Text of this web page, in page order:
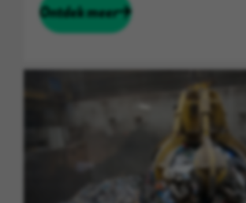
Ontdek meer